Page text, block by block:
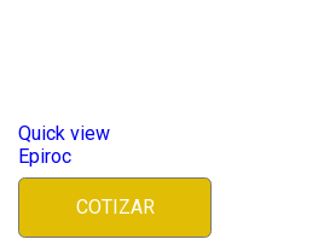
Quick view
Epiroc
COTIZAR